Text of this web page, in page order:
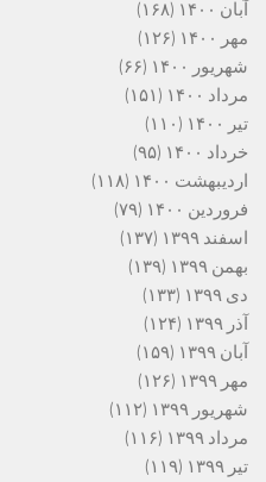
آبان ۱۴۰۰
(۱۶۸)
مهر ۱۴۰۰
(۱۲۶)
شهریور ۱۴۰۰
(۶۶)
مرداد ۱۴۰۰
(۱۵۱)
تیر ۱۴۰۰
(۱۱۰)
خرداد ۱۴۰۰
(۹۵)
اردیبهشت ۱۴۰۰
(۱۱۸)
فروردین ۱۴۰۰
(۷۹)
اسفند ۱۳۹۹
(۱۳۷)
بهمن ۱۳۹۹
(۱۳۹)
دی ۱۳۹۹
(۱۳۳)
آذر ۱۳۹۹
(۱۲۴)
آبان ۱۳۹۹
(۱۵۹)
مهر ۱۳۹۹
(۱۲۶)
شهریور ۱۳۹۹
(۱۱۲)
مرداد ۱۳۹۹
(۱۱۶)
تیر ۱۳۹۹
(۱۱۹)